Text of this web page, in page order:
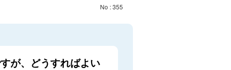
No : 355
が、どうすればよい